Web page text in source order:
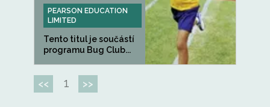
PEARSON EDUCATION
LIMITED
Tento titul je součástí
programu Bug Club...
<< 1 >>